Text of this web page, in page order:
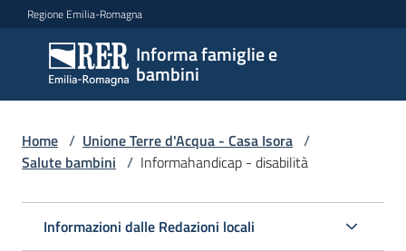
Vai al contenuto
Vai alla navigazione
Vai al footer
Regione Emilia-Romagna
Informa famiglie e
bambini
Informa
famiglie
e
bambini
Argomenti
Home / Unione Terre d'Acqua - Casa Isora /
Salute bambini / Informahandicap - disabilità
Informazioni dalle Redazioni locali